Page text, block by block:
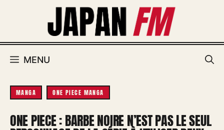
MENU
MANGA ONE PIECE MANGA
ONE PIECE : BARBE NOIRE N’EST PAS LE SEUL